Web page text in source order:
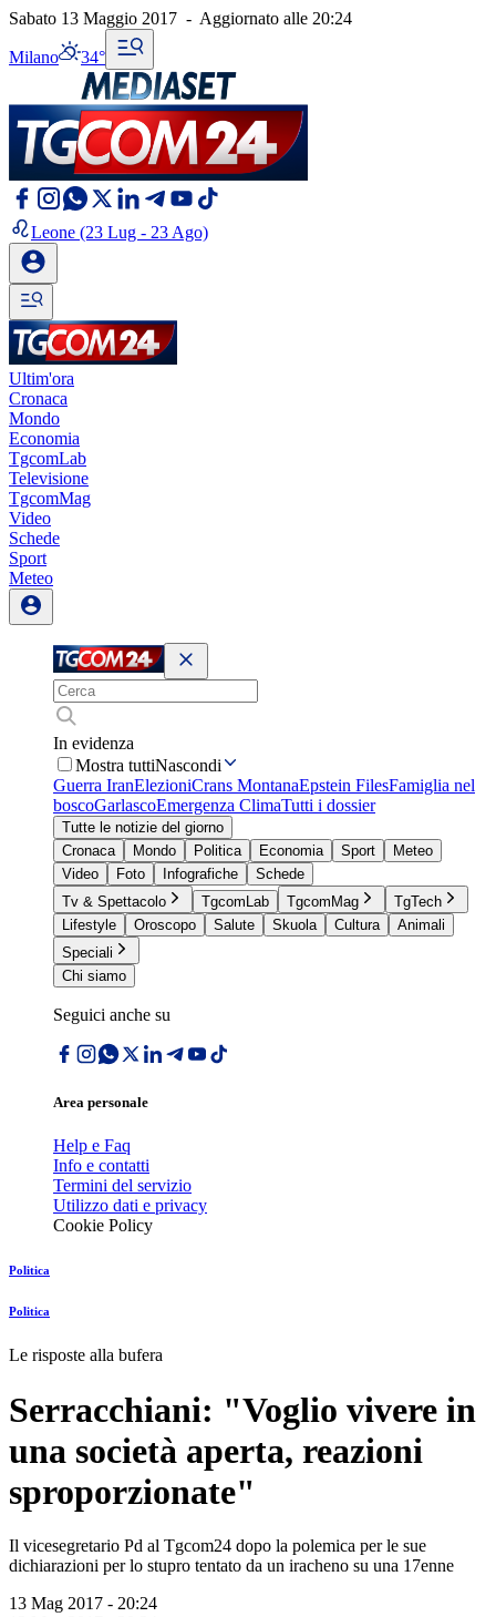
Sabato 13 Maggio 2017 - Aggiornato alle 20:24
Milano 34°
Leone (23 Lug - 23 Ago)
Ultim'ora
Cronaca
Mondo
Economia
TgcomLab
Televisione
TgcomMag
Video
Schede
Sport
Meteo
In evidenza
Mostra tuttiNascondi
Guerra IranElezioniCrans MontanaEpstein FilesFamiglia nel
boscoGarlascoEmergenza ClimaTutti i dossier
Tutte le notizie del giorno
Cronaca
Mondo Politica Economia Sport
Meteo
Video
Foto Infografiche
Schede
Tv & Spettacolo
TgcomLab TgcomMag
TgTech
Lifestyle
Oroscopo Salute Skuola Cultura
Animali
Speciali
Chi siamo
Seguici anche su
Area personale
Help e Faq
Info e contatti
Termini del servizio
Utilizzo dati e privacy
Cookie Policy
Politica
Politica
Le risposte alla bufera
Serracchiani: "Voglio vivere in
una società aperta, reazioni
sproporzionate"
Il vicesegretario Pd al Tgcom24 dopo la polemica per le sue
dichiarazioni per lo stupro tentato da un iracheno su una 17enne
13 Mag 2017 - 20:24